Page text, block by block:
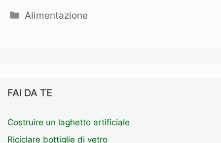
Categorie
Alimentazione
FAI DA TE
Costruire un laghetto artificiale
Riciclare bottiglie di vetro